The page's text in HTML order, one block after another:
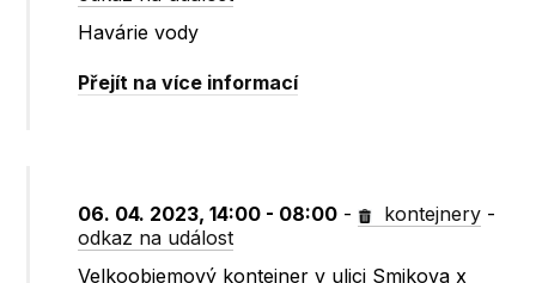
Havárie vody
Přejít na více informací
06. 04. 2023, 14:00 - 08:00 - kontejnery -
odkaz na událost
Velkoobjemový kontejner v ulici Smikova x